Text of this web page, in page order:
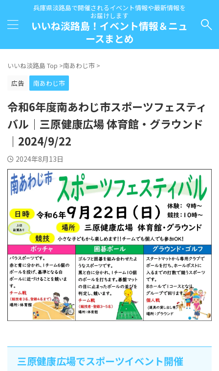
兵庫県淡路島で開催されるイベント情報や最新情報を
お届けします
いいね淡路島！イベント情報＆ニュ
ースまとめ
いいね淡路島 Top >南あわじ市 >
広告
南あわじ市
令和6年度南あわじ市スポーツフェスティ
バル｜三原健康広場 体育館・グラウンド
｜2024/9/22
2024年8月13日
三原健康広場でスポーツイベント開催